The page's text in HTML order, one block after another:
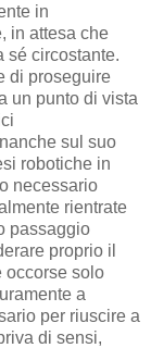
in
in attesa che
sé circostante.
di proseguire
un punto di vista
sul suo
robotiche in
necessario
rientrate
passaggio
proprio il
occorse solo
a
per riuscire a
di sensi,